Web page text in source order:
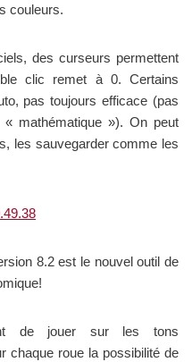
couleurs.
des curseurs permettent
clic remet à 0. Certains
pas toujours efficace (pas
mathématique »). On peut
les sauvegarder comme les
8.2 est le nouvel outil de
de jouer sur les tons
chaque roue la possibilité de